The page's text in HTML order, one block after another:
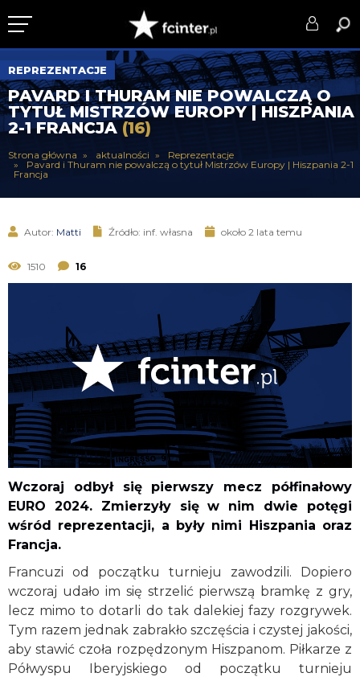
KLUB
DRUŻYNA
SERIE A
PUCHARY
SERWIS
REPREZENTACJE
PAVARD I THURAM NIE POWALCZĄ O
TYTUŁ MISTRZÓW EUROPY | HISZPANIA
2-1 FRANCJA (16)
Strona główna aktualności
Reprezentacje
Pavard i Thuram nie powalczą o tytuł Mistrzów Europy | Hiszpania 2-1
Francja
Autor: Matti Źródło: inf. własna około 2 lata temu
1510 16
Wczoraj odbył się pierwszy mecz półfinałowy
EURO 2024. Zmierzyły się w nim dwie potęgi
wśród reprezentacji, a były nimi Hiszpania oraz
Francja.
Francuzi od początku turnieju zawodzili. Dopiero
wczoraj udało im się strzelić pierwszą bramkę z gry,
lecz mimo to dotarli do tak dalekiej fazy rozgrywek.
Tym razem jednak zabrakło szczęścia i czystej jakości,
aby stawić czoła rozpędzonym Hiszpanom. Piłkarze z
Półwyspu Iberyjskiego od początku turnieju